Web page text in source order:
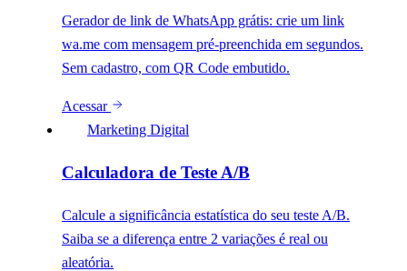
Gerador de link de WhatsApp grátis: crie um link
wa.me com mensagem pré-preenchida em segundos.
Sem cadastro, com QR Code embutido.
Acessar
Marketing Digital
Calculadora de Teste A/B
Calcule a significância estatística do seu teste A/B.
Saiba se a diferença entre 2 variações é real ou
aleatória.